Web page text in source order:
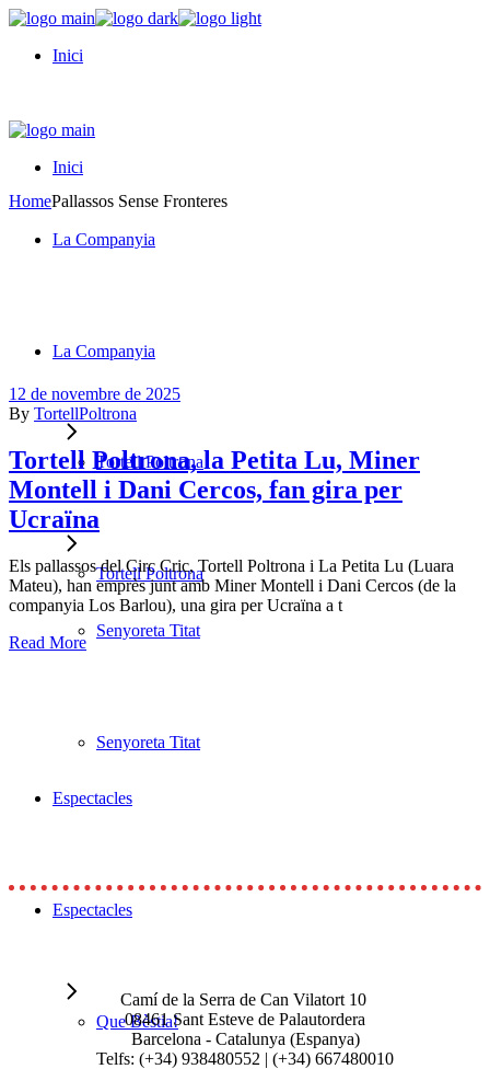
Skip
Inici
La Companyia
Tortell Poltrona
Senyoreta Titat
Espectacles
Que Bèstia!
Inici
La Companyia
Tortell Poltrona
Senyoreta Titat
Espectacles
HomePallassos Sense Fronteres
12 de novembre de 2025
By TortellPoltrona
Tortell Poltrona, la Petita Lu, Miner
Montell i Dani Cercos, fan gira per
Ucraïna
Els pallassos del Circ Cric, Tortell Poltrona i La Petita Lu (Luara
Mateu), han emprès junt amb Miner Montell i Dani Cercos (de la
companyia Los Barlou), una gira per Ucraïna a t
Read More
Camí de la Serra de Can Vilatort 10
08461Sant Esteve de Palautordera
Barcelona - Catalunya (Espanya)
Telfs: (+34) 938480552 | (+34) 667480010